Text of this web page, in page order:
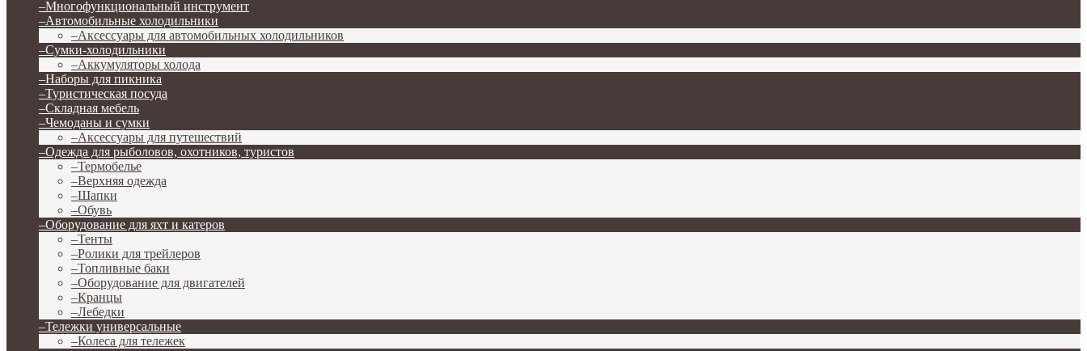
–Многофункциональный инструмент
–Автомобильные холодильники
–Аксессуары для автомобильных холодильников
–Сумки-холодильники
–Аккумуляторы холода
–Наборы для пикника
–Туристическая посуда
–Складная мебель
–Чемоданы и сумки
–Аксессуары для путешествий
–Одежда для рыболовов, охотников, туристов
–Термобелье
–Верхняя одежда
–Шапки
–Обувь
–Оборудование для яхт и катеров
–Тенты
–Ролики для трейлеров
–Топливные баки
–Оборудование для двигателей
–Кранцы
–Лебедки
–Тележки универсальные
–Колеса для тележек